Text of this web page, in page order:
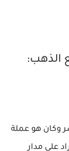
الذهب:
وكان هو عملة
على مدار